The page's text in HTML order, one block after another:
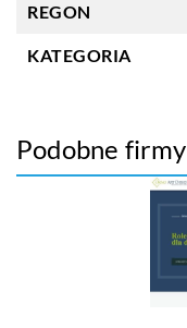
REGON
KATEGORIA
Podobne firmy